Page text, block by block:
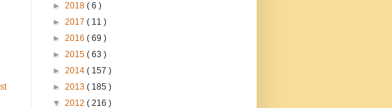
► 2018 ( 6 )
► 2017 ( 11 )
► 2016 ( 69 )
► 2015 ( 63 )
► 2014 ( 157 )
► 2013 ( 185 )
▼ 2012 ( 216 )